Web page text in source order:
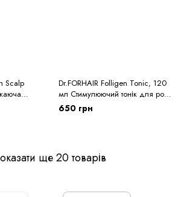
Scalp
Dr.FORHAIR Folligen Tonic, 120
мл Стимулюючий тонік для росту
волосся
650 грн
ще 20 товарів